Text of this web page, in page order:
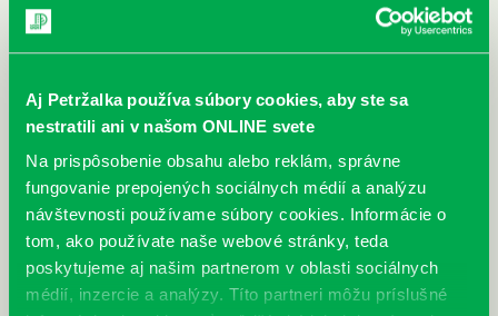
Aj Petržalka používa súbory cookies, aby ste sa
nestratili ani v našom ONLINE svete
Na prispôsobenie obsahu alebo reklám, správne
fungovanie prepojených sociálnych médií a analýzu
návštevnosti používame súbory cookies. Informácie o
tom, ako používate naše webové stránky, teda
poskytujeme aj našim partnerom v oblasti sociálnych
médií, inzercie a analýzy. Títo partneri môžu príslušné